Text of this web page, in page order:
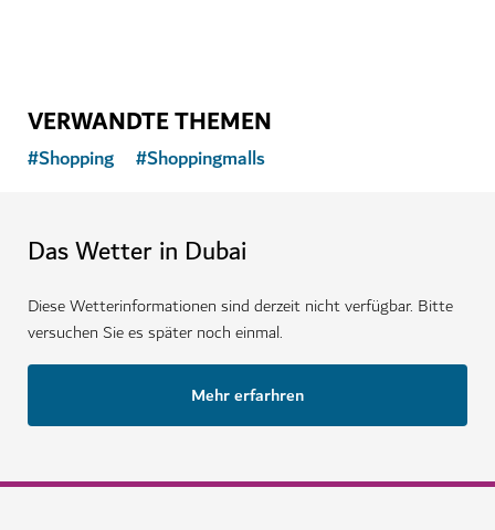
VERWANDTE THEMEN
#Shopping #Shoppingmalls
Das Wetter in Dubai
Diese Wetterinformationen sind derzeit nicht verfügbar. Bitte
versuchen Sie es später noch einmal.
Mehr erfarhren